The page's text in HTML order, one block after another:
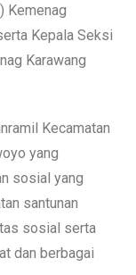
Kemenag
Kepala Seksi
Karawang
Kecamatan
yang
sosial yang
santunan
sosial serta
dan berbagai